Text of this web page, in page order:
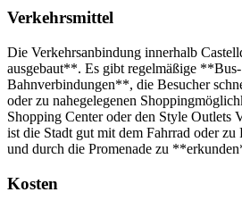
Verkehrsmittel
Die Verkehrsanbindung innerhalb
ausgebaut**. Es gibt regelmäßige
Bahnverbindungen**, die Besucher
oder zu nahegelegenen
Shopping Center oder den Style Outlets
ist die Stadt gut mit dem Fahrrad oder zu
und durch die Promenade zu
Kosten